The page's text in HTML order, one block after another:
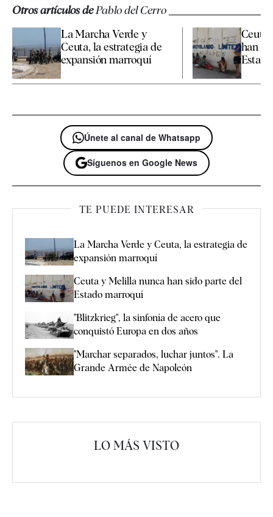
Otros artículos dePablo del Cerro
La Marcha Verde y
Ceuta, la estrategia de
expansión marroquí
Ceuta
han
Únete al canal de Whatsapp
Síguenos en Google News
TE PUEDE INTERESAR
La Marcha Verde y Ceuta, la estrategia de
expansión marroquí
Ceuta y Melilla nunca han sido parte del
Estado marroquí
"Blitzkrieg", la sinfonía de acero que
conquistó Europa en dos años
"Marchar separados, luchar juntos". La
Grande Armée de Napoleón
LO MÁS VISTO